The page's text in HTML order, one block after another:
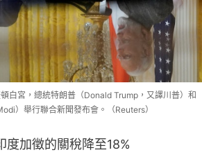
白宮，總統特朗普（Donald Trump，又譯川普）和
）舉行聯合新聞發布會。（Reuters）
度加徵的關稅降至18%